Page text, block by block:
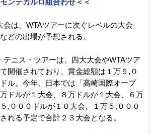
ンテカルロ組合わせ＜＜
会は、WTAツアーに次ぐレベルの大会
どの出場が予想される。
テニス・ツアーは、四大大会やWTAツア
開催されており、賞金総額は１万５,０
ル。今年、日本では「高崎国際オープ
ドルが１大会、８万ドルが１大会、６万
,０００ドルが１０大会、１万５,０００
れる予定で合計２３大会となる。